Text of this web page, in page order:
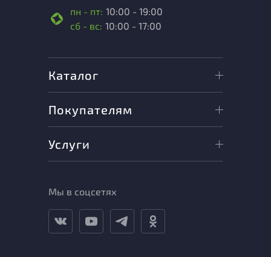
пн - пт: 10:00 - 19:00
сб - вс: 10:00 - 17:00
Каталог
Покупателям
Услуги
Мы в соцсетях